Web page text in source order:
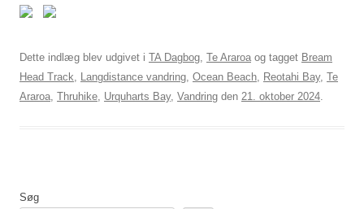
Dette indlæg blev udgivet i TA Dagbog, Te Araroa og tagget Bream
Head Track, Langdistance vandring, Ocean Beach, Reotahi Bay, Te
Araroa, Thruhike, Urquharts Bay, Vandring den 21. oktober 2024.
Søg